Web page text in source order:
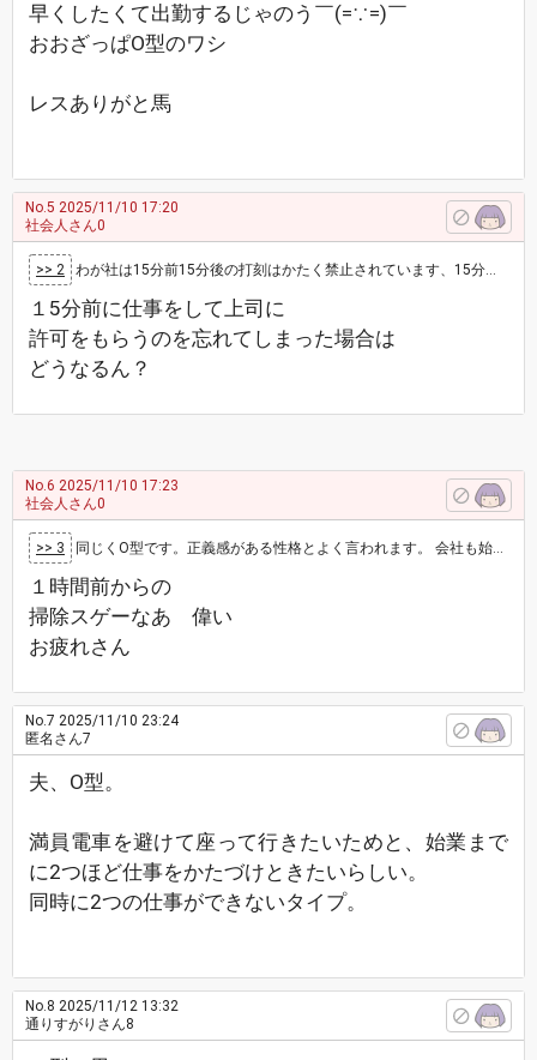
早くしたくて出勤するじゃのう￣(=∵=)￣
おおざっぱO型のワシ
レスありがと馬
No.5 2025/11/10 17:20
社会人さん0
>> 2 わが社は15分前15分後の打刻はかたく禁止されています、15分単位で残業扱いになる為、残業早出残業は上司の許可が必要です
１5分前に仕事をして上司に
許可をもらうのを忘れてしまった場合は
どうなるん？
No.6 2025/11/10 17:23
社会人さん0
>> 3 同じくO型です。正義感がある性格とよく言われます。 会社も始業一時間前から掃除してます。
１時間前からの
掃除スゲーなあ 偉い
お疲れさん
No.7 2025/11/10 23:24
匿名さん7
夫、O型。
満員電車を避けて座って行きたいためと、始業まで
に2つほど仕事をかたづけときたいらしい。
同時に2つの仕事ができないタイプ。
No.8 2025/11/12 13:32
通りすがりさん8